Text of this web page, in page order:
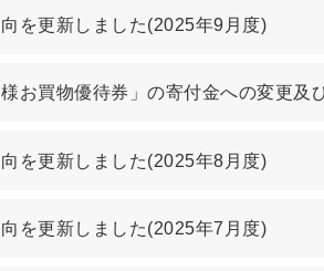
を更新しました(2025年9月度)
様お買物優待券」の寄付金への変更及
向を更新しました(2025年8月度)
を更新しました(2025年7月度)